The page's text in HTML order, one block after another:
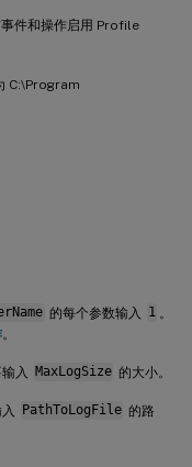
事件和操作启用 Profile
C:\Program
的每个参数输入 1 。
。
入 MaxLogSize 的大小。
PathToLogFile 的路